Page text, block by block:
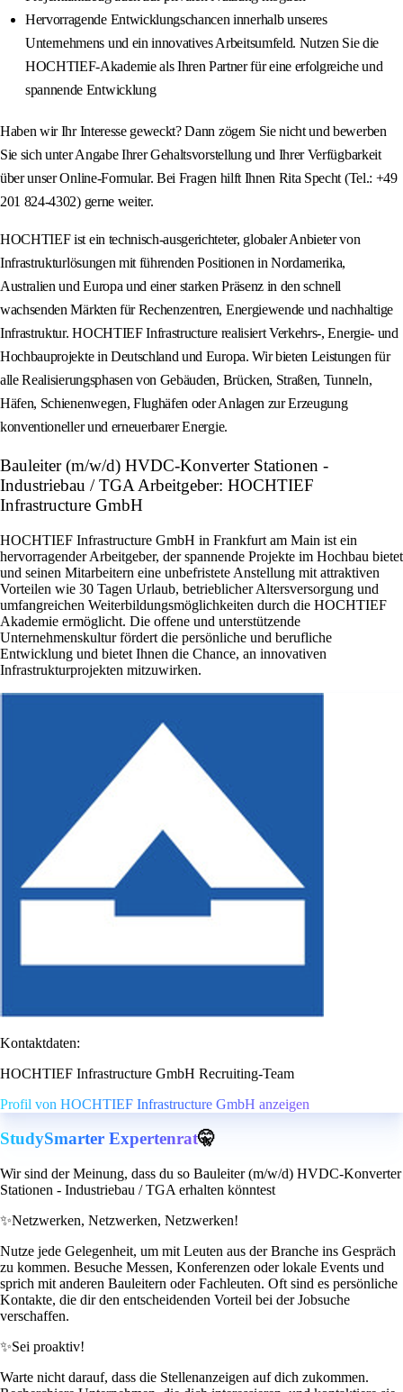
Hervorragende Entwicklungschancen innerhalb unseres
Unternehmens und ein innovatives Arbeitsumfeld. Nutzen Sie die
HOCHTIEF-Akademie als Ihren Partner für eine erfolgreiche und
spannende Entwicklung
Haben wir Ihr Interesse geweckt? Dann zögern Sie nicht und bewerben
Sie sich unter Angabe Ihrer Gehaltsvorstellung und Ihrer Verfügbarkeit
über unser Online-Formular. Bei Fragen hilft Ihnen Rita Specht (Tel.: +49
201 824-4302) gerne weiter.
HOCHTIEF ist ein technisch-ausgerichteter, globaler Anbieter von
Infrastrukturlösungen mit führenden Positionen in Nordamerika,
Australien und Europa und einer starken Präsenz in den schnell
wachsenden Märkten für Rechenzentren, Energiewende und nachhaltige
Infrastruktur. HOCHTIEF Infrastructure realisiert Verkehrs-, Energie- und
Hochbauprojekte in Deutschland und Europa. Wir bieten Leistungen für
alle Realisierungsphasen von Gebäuden, Brücken, Straßen, Tunneln,
Häfen, Schienenwegen, Flughäfen oder Anlagen zur Erzeugung
konventioneller und erneuerbarer Energie.
Bauleiter (m/w/d) HVDC-Konverter Stationen -
Industriebau / TGA Arbeitgeber: HOCHTIEF
Infrastructure GmbH
HOCHTIEF Infrastructure GmbH in Frankfurt am Main ist ein
hervorragender Arbeitgeber, der spannende Projekte im Hochbau bietet
und seinen Mitarbeitern eine unbefristete Anstellung mit attraktiven
Vorteilen wie 30 Tagen Urlaub, betrieblicher Altersversorgung und
umfangreichen Weiterbildungsmöglichkeiten durch die HOCHTIEF
Akademie ermöglicht. Die offene und unterstützende
Unternehmenskultur fördert die persönliche und berufliche
Entwicklung und bietet Ihnen die Chance, an innovativen
Infrastrukturprojekten mitzuwirken.
Kontaktdaten:
HOCHTIEF Infrastructure GmbH Recruiting-Team
Profil von HOCHTIEF Infrastructure GmbH anzeigen
StudySmarter Expertenrat🤫
Wir sind der Meinung, dass du so Bauleiter (m/w/d) HVDC-Konverter
Stationen - Industriebau / TGA erhalten könntest
✨Netzwerken, Netzwerken, Netzwerken!
Nutze jede Gelegenheit, um mit Leuten aus der Branche ins Gespräch
zu kommen. Besuche Messen, Konferenzen oder lokale Events und
sprich mit anderen Bauleitern oder Fachleuten. Oft sind es persönliche
Kontakte, die dir den entscheidenden Vorteil bei der Jobsuche
verschaffen.
✨Sei proaktiv!
Warte nicht darauf, dass die Stellenanzeigen auf dich zukommen.